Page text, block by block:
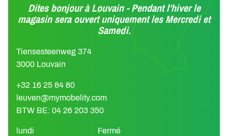
Dites bonjour à Louvain - Pendant l'hiver le
magasin sera ouvert uniquement les Mercredi et
Samedi.
Tiensesteenweg 374
3000 Louvain
+32 16 25 84 80
leuven@mymobelity.com
BTW BE: 04 26 203 350
lundi
Fermé